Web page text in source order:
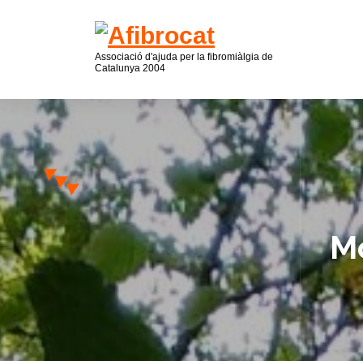
Associació d'ajuda per la fibromiàlgia de
Catalunya 2004